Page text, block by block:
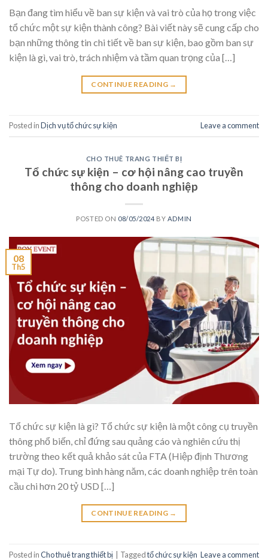
Bạn đang tìm hiểu về ban sự kiện và vai trò của họ trong việc
tổ chức một sự kiện thành công? Bài viết này sẽ cung cấp cho
bạn những thông tin chi tiết về ban sự kiện, bao gồm ban sự
kiện là gì, vai trò, trách nhiệm và tầm quan trọng của […]
CONTINUE READING →
Posted inDịch vụ tổ chức sự kiện Leave a comment
CHO THUÊ TRANG THIẾT BỊ
Tổ chức sự kiện – cơ hội nâng cao truyền
thông cho doanh nghiệp
POSTED ON 08/05/2024 BY ADMIN
08
Th5
Tổ chức sự kiện là gì? Tổ chức sự kiện là một công cụ truyền
thông phổ biến, chỉ đứng sau quảng cáo và nghiên cứu thị
trường theo kết quả khảo sát của FTA (Hiệp định Thương
mại Tự do). Trung bình hàng năm, các doanh nghiệp trên toàn
cầu chi hơn 20 tỷ USD […]
CONTINUE READING →
Posted inCho thuê trang thiết bị | Taggedtổ chức sự kiện Leave a comment